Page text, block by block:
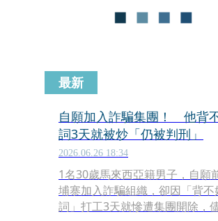
最新
自願加入詐騙集團！ 他背
詞3天就被炒「仍被判刑」
2026.06.26 18:34
1名30歲馬來西亞籍男子，自願
埔寨加入詐騙組織，卻因「背不
詞」打工3天就慘遭集團開除，